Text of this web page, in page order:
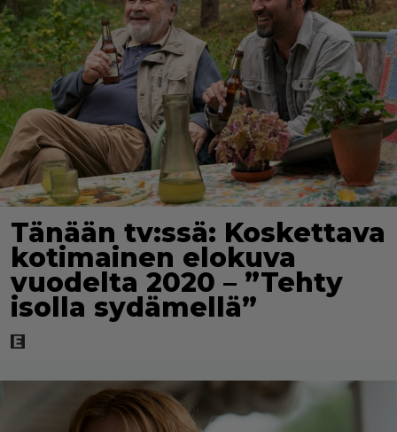
Tänään tv:ssä: Koskettava
kotimainen elokuva
vuodelta 2020 – ”Tehty
isolla sydämellä”